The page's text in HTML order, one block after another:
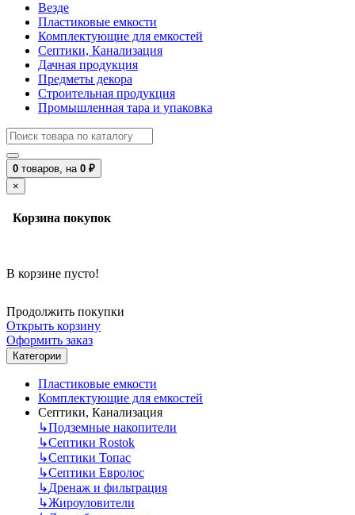
Везде
Пластиковые емкости
Комплектующие для емкостей
Септики, Канализация
Дачная продукция
Предметы декора
Строительная продукция
Промышленная тара и упаковка
0 товаров, на 0 ₽
×
Корзина покупок
В корзине пусто!
Продолжить покупки
Открыть корзину
Оформить заказ
Категории
Пластиковые емкости
Комплектующие для емкостей
Септики, Канализация
↳Подземные накопители
↳Септики Rostok
↳Септики Топас
↳Септики Евролос
↳Дренаж и фильтрация
↳Жироуловители